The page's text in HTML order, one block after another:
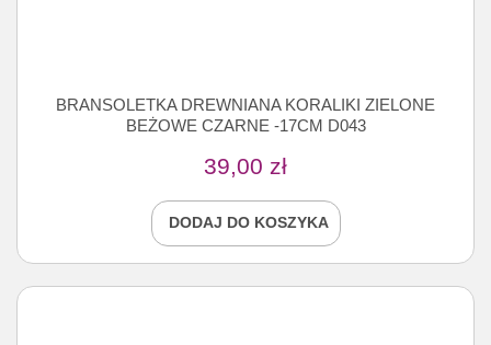
BRANSOLETKA DREWNIANA KORALIKI ZIELONE
BEŻOWE CZARNE -17CM D043
39,00 zł
DODAJ DO KOSZYKA